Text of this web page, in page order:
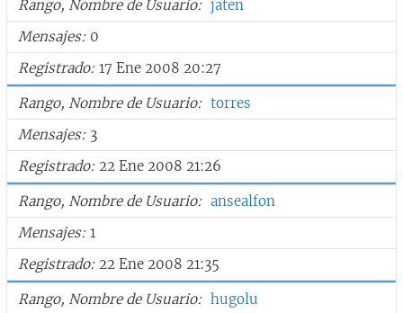
Rango, Nombre de Usuario
jaten
Mensajes 0
Registrado 17 Ene 2008 20:27
Rango, Nombre de Usuario
torres
Mensajes 3
Registrado 22 Ene 2008 21:26
Rango, Nombre de Usuario
ansealfon
Mensajes 1
Registrado 22 Ene 2008 21:35
Rango, Nombre de Usuario
hugolu